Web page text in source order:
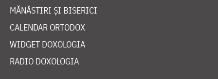
MĂNĂSTIRI ȘI BISERICI
CALENDAR ORTODOX
WIDGET DOXOLOGIA
RADIO DOXOLOGIA